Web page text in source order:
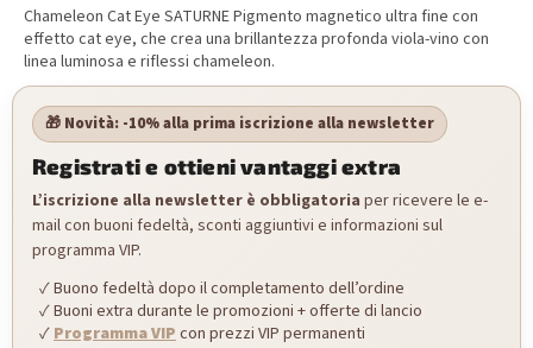
Chameleon Cat Eye SATURNE Pigmento magnetico ultra fine con
effetto cat eye, che crea una brillantezza profonda viola-vino con
linea luminosa e riflessi chameleon.
🎁 Novità: -10% alla prima iscrizione alla newsletter
Registrati e ottieni vantaggi extra
L’iscrizione alla newsletter è obbligatoria per ricevere le e-
mail con buoni fedeltà, sconti aggiuntivi e informazioni sul
programma VIP.
Buono fedeltà dopo il completamento dell’ordine
Buoni extra durante le promozioni + offerte di lancio
Programma VIPcon prezzi VIP permanenti